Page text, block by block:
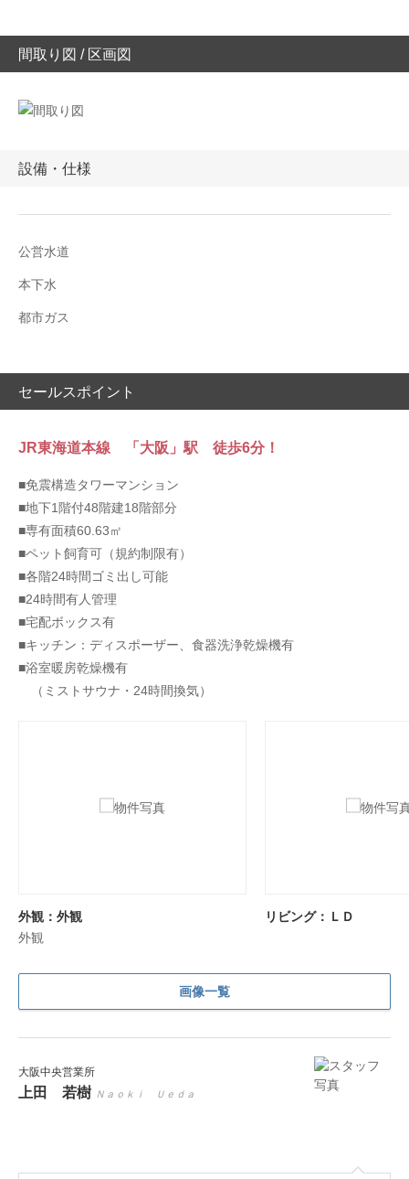
間取り図 / 区画図
設備・仕様
公営水道
本下水
都市ガス
セールスポイント
JR東海道本線 「大阪」駅 徒歩6分！
■免震構造タワーマンション
■地下1階付48階建18階部分
■専有面積60.63㎡
■ペット飼育可（規約制限有）
■各階24時間ゴミ出し可能
■24時間有人管理
■宅配ボックス有
■キッチン：ディスポーザー、食器洗浄乾燥機有
■浴室暖房乾燥機有
（ミストサウナ・24時間換気）
外観：外観
外観
リビング：ＬＤ
画像一覧
大阪中央営業所
上田 若樹 Ｎａｏｋｉ Ｕｅｄａ